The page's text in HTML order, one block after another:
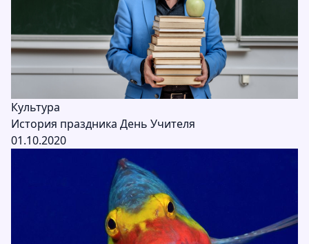
Культура
История праздника День Учителя
01.10.2020